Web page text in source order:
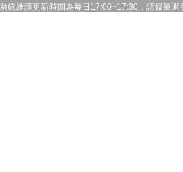
統維護更新時間為每日17:00~17:30，請儘量